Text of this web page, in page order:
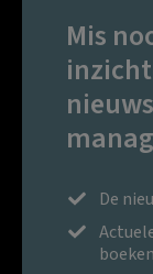
Mis
De
boeken